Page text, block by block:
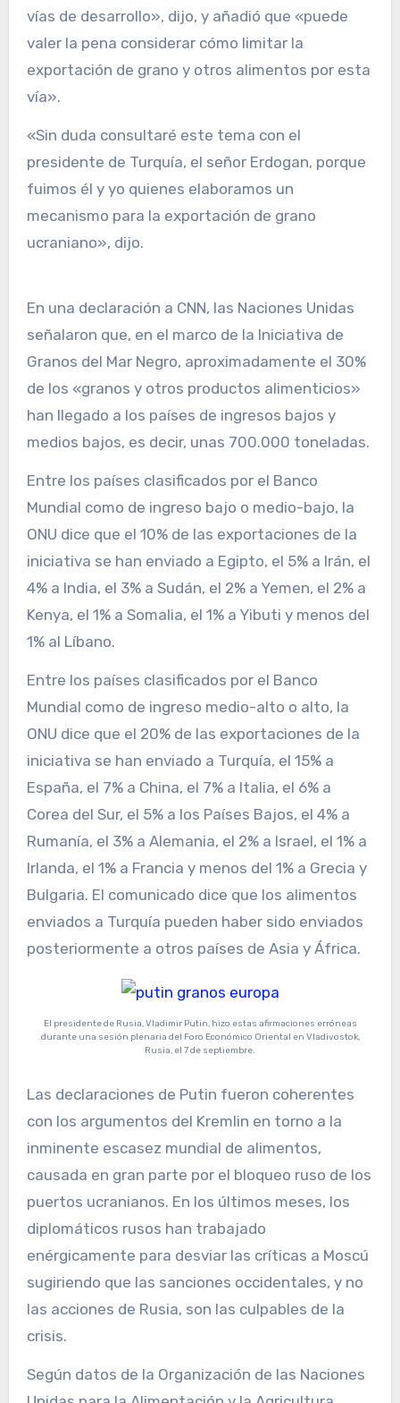
vías de desarrollo», dijo, y añadió que «puede
valer la pena considerar cómo limitar la
exportación de grano y otros alimentos por esta
vía».
«Sin duda consultaré este tema con el
presidente de Turquía, el señor Erdogan, porque
fuimos él y yo quienes elaboramos un
mecanismo para la exportación de grano
ucraniano», dijo.
En una declaración a CNN, las Naciones Unidas
señalaron que, en el marco de la Iniciativa de
Granos del Mar Negro, aproximadamente el 30%
de los «granos y otros productos alimenticios»
han llegado a los países de ingresos bajos y
medios bajos, es decir, unas 700.000 toneladas.
Entre los países clasificados por el Banco
Mundial como de ingreso bajo o medio-bajo, la
ONU dice que el 10% de las exportaciones de la
iniciativa se han enviado a Egipto, el 5% a Irán, el
4% a India, el 3% a Sudán, el 2% a Yemen, el 2% a
Kenya, el 1% a Somalia, el 1% a Yibuti y menos del
1% al Líbano.
Entre los países clasificados por el Banco
Mundial como de ingreso medio-alto o alto, la
ONU dice que el 20% de las exportaciones de la
iniciativa se han enviado a Turquía, el 15% a
España, el 7% a China, el 7% a Italia, el 6% a
Corea del Sur, el 5% a los Países Bajos, el 4% a
Rumanía, el 3% a Alemania, el 2% a Israel, el 1% a
Irlanda, el 1% a Francia y menos del 1% a Grecia y
Bulgaria. El comunicado dice que los alimentos
enviados a Turquía pueden haber sido enviados
posteriormente a otros países de Asia y África.
El presidente de Rusia, Vladimir Putin, hizo estas afirmaciones erróneas
durante una sesión plenaria del Foro Económico Oriental en Vladivostok,
Rusia, el 7 de septiembre.
Las declaraciones de Putin fueron coherentes
con los argumentos del Kremlin en torno a la
inminente escasez mundial de alimentos,
causada en gran parte por el bloqueo ruso de los
puertos ucranianos. En los últimos meses, los
diplomáticos rusos han trabajado
enérgicamente para desviar las críticas a Moscú
sugiriendo que las sanciones occidentales, y no
las acciones de Rusia, son las culpables de la
crisis.
Según datos de la Organización de las Naciones